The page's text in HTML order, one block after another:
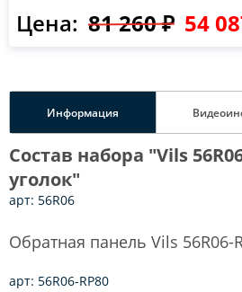
Цена: 81 260 ₽ 54
Информация
Состав набора "Vils
уголок"
арт: 56R06
Обратная панель Vils 56R06-
арт: 56R06-RP80